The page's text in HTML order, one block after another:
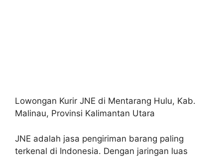
Lowongan Kurir JNE di Mentarang Hulu, Kab.
Malinau, Provinsi Kalimantan Utara
JNE adalah jasa pengiriman barang paling
terkenal di Indonesia. Dengan jaringan luas